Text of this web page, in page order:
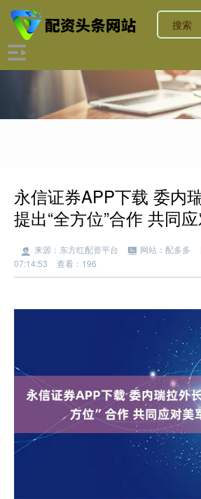
永信证券APP下载 委内
提出“全方位”合作 共同
来源：东方红配资平台 网站：配多多
07:14:53
查看：196